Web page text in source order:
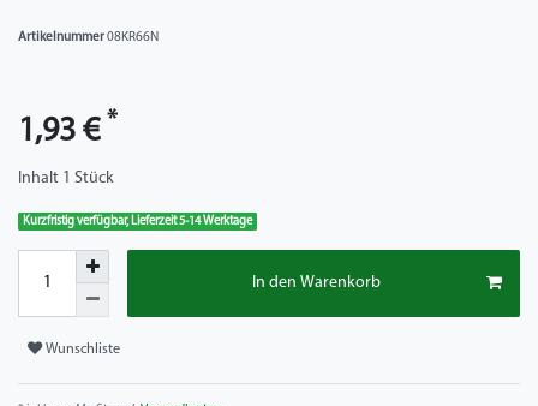
Artikelnummer08KR66N
1,93 € *
Inhalt 1 Stück
Kurzfristig verfügbar, Lieferzeit 5-14 Werktage
In den Warenkorb
Wunschliste